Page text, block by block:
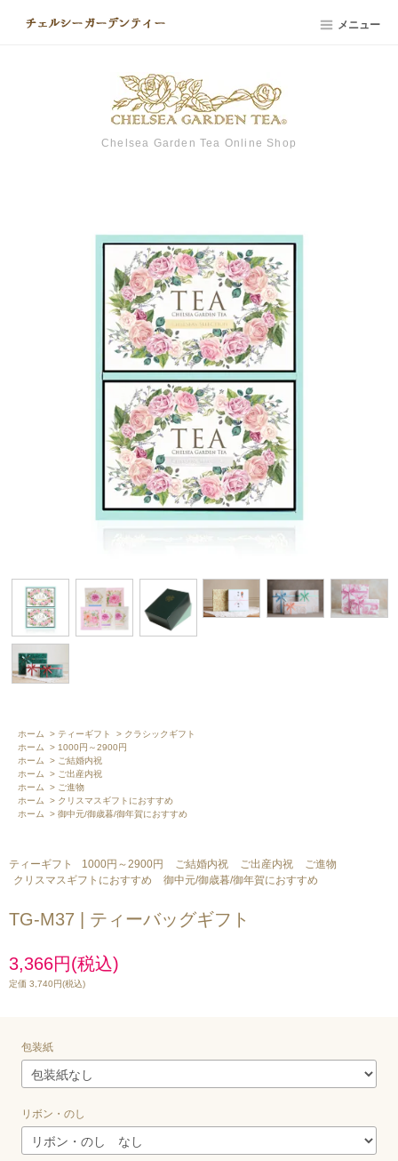
メニュー
Chelsea Garden Tea Online Shop
ホーム > ティーギフト > クラシックギフト
ホーム
> 1000円～2900円
ホーム
> ご結婚内祝
ホーム
> ご出産内祝
ホーム
> ご進物
ホーム
> クリスマスギフトにおすすめ
ホーム
> 御中元/御歳暮/御年賀におすすめ
ティーギフト 1000円～2900円 ご結婚内祝 ご出産内祝
ご進物
クリスマスギフトにおすすめ
御中元/御歳暮/御年賀におすすめ
TG-M37 | ティーバッグギフト
3,366円(税込)
定価 3,740円(税込)
包装紙
リボン・のし